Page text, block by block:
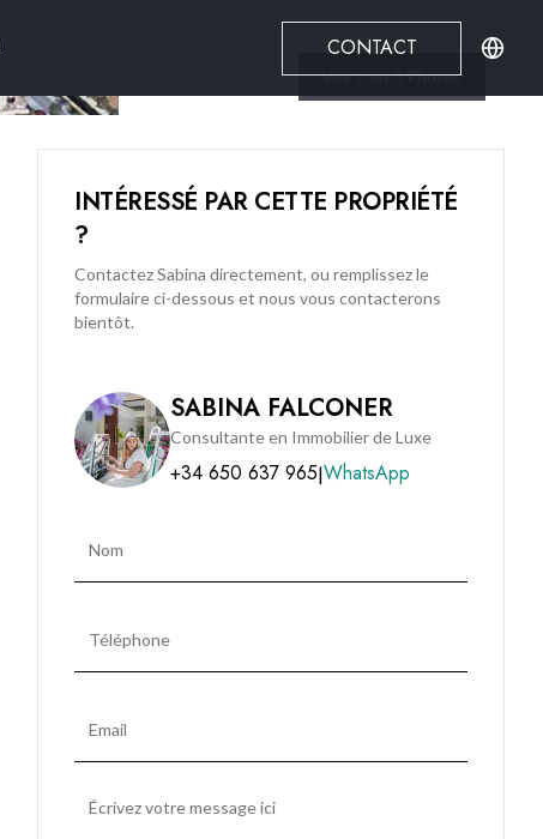
CONTACT
Voir tout6Photos
INTÉRESSÉ PAR CETTE PROPRIÉTÉ
?
Contactez Sabina directement, ou remplissez le
formulaire ci-dessous et nous vous contacterons
bientôt.
SABINA FALCONER
Consultante en Immobilier de Luxe
+34 650 637 965|WhatsApp